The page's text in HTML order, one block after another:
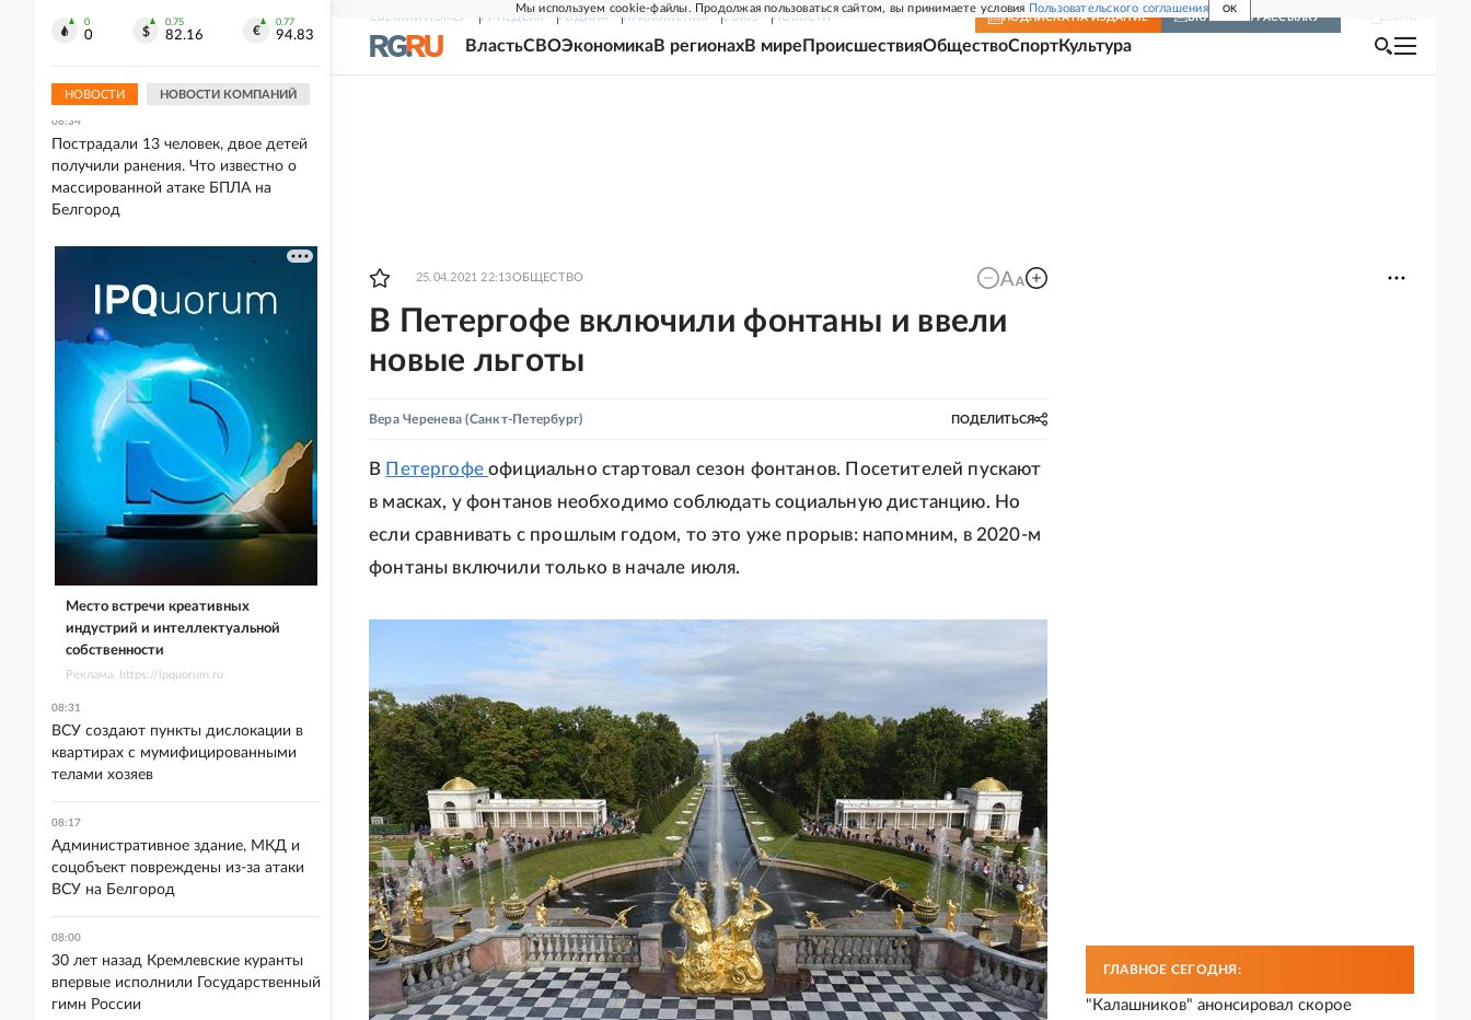
Мы используем cookie-файлы. Продолжая пользоваться сайтом, вы принимаете условия Пользовательского соглашения OK
СВЕЖИЙ НОМЕР РГ-НЕДЕЛЯ РОДИНА ПРИЛОЖЕНИЯ СОЮЗ НОВОСТИ ПОДПИСКА НА ИЗДАНИЕ ВКЛЮЧИТЬ РАССЫЛКУ
ВластьСВОЭкономикаВ регионахВ мире ПроисшествияОбществоСпортКультура
25.04.2021 22:13ОБЩЕСТВО
В Петергофе включили фонтаны и ввели
новые льготы
Вера Черенева (Санкт-Петербург) ПОДЕЛИТЬСЯ
В Петергофеофициально стартовал сезон фонтанов. Посетителей пускают
в масках, у фонтанов необходимо соблюдать социальную дистанцию. Но
если сравнивать с прошлым годом, то это уже прорыв: напомним, в 2020-м
фонтаны включили только в начале июля.
ГЛАВНОЕ СЕГОДНЯ:
"Калашников" анонсировал скорое
0
0
0.75
82.16
0.77
94.83
НОВОСТИ НОВОСТИ КОМПАНИЙ
09:04
08:34
Пострадали 13 человек, двое детей
получили ранения. Что известно о
массированной атаке БПЛА на
Белгород
Место встречи креативных
индустрий и интеллектуальной
собственности
Реклама. https://ipquorum.ru
08:31
ВСУ создают пункты дислокации в
квартирах с мумифицированными
телами хозяев
08:17
Административное здание, МКД и
соцобъект повреждены из-за атаки
ВСУ на Белгород
08:00
30 лет назад Кремлевские куранты
впервые исполнили Государственный
гимн России